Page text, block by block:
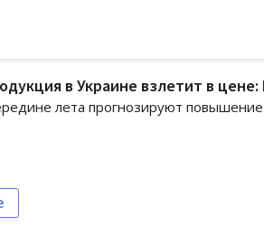
в Украине взлетит в
лета прогнозируют